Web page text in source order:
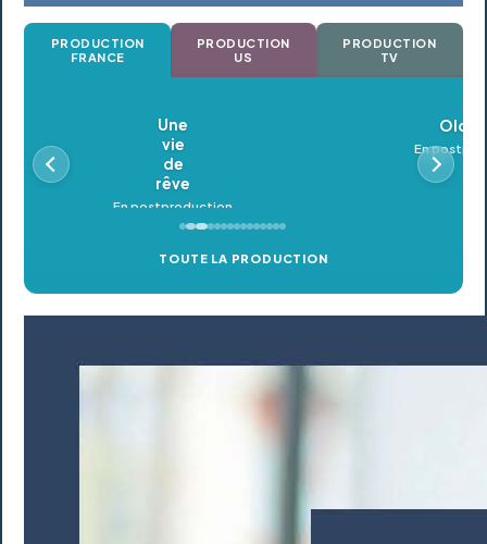
PRODUCTION
FRANCE
PRODUCTION
US
PRODUCTION
TV
Oldeupe
En postproduction
TOUTE LA PRODUCTION